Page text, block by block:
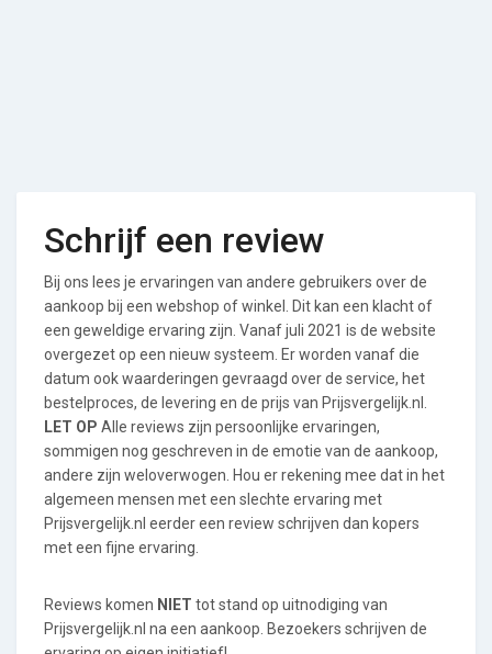
Schrijf een review
Bij ons lees je ervaringen van andere gebruikers over de
aankoop bij een webshop of winkel. Dit kan een klacht of
een geweldige ervaring zijn. Vanaf juli 2021 is de website
overgezet op een nieuw systeem. Er worden vanaf die
datum ook waarderingen gevraagd over de service, het
bestelproces, de levering en de prijs van Prijsvergelijk.nl.
LET OP Alle reviews zijn persoonlijke ervaringen,
sommigen nog geschreven in de emotie van de aankoop,
andere zijn weloverwogen. Hou er rekening mee dat in het
algemeen mensen met een slechte ervaring met
Prijsvergelijk.nl eerder een review schrijven dan kopers
met een fijne ervaring.
Reviews komen NIET tot stand op uitnodiging van
Prijsvergelijk.nl na een aankoop. Bezoekers schrijven de